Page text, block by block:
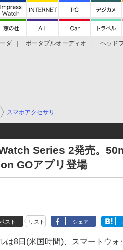
ダ ポータブルオーディオ ヘッド
スマホアクセサリ
Series 2発売。
GOアプリ登場
ポスト リスト シェア
は8日(米国時間)、スマートウォ